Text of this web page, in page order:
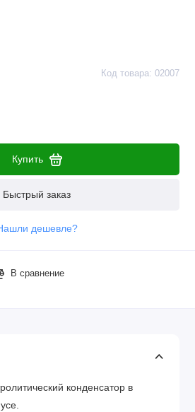
Код товара: 02007
Купить
Быстрый заказ
дешевле?
В сравнение
конденсатор в